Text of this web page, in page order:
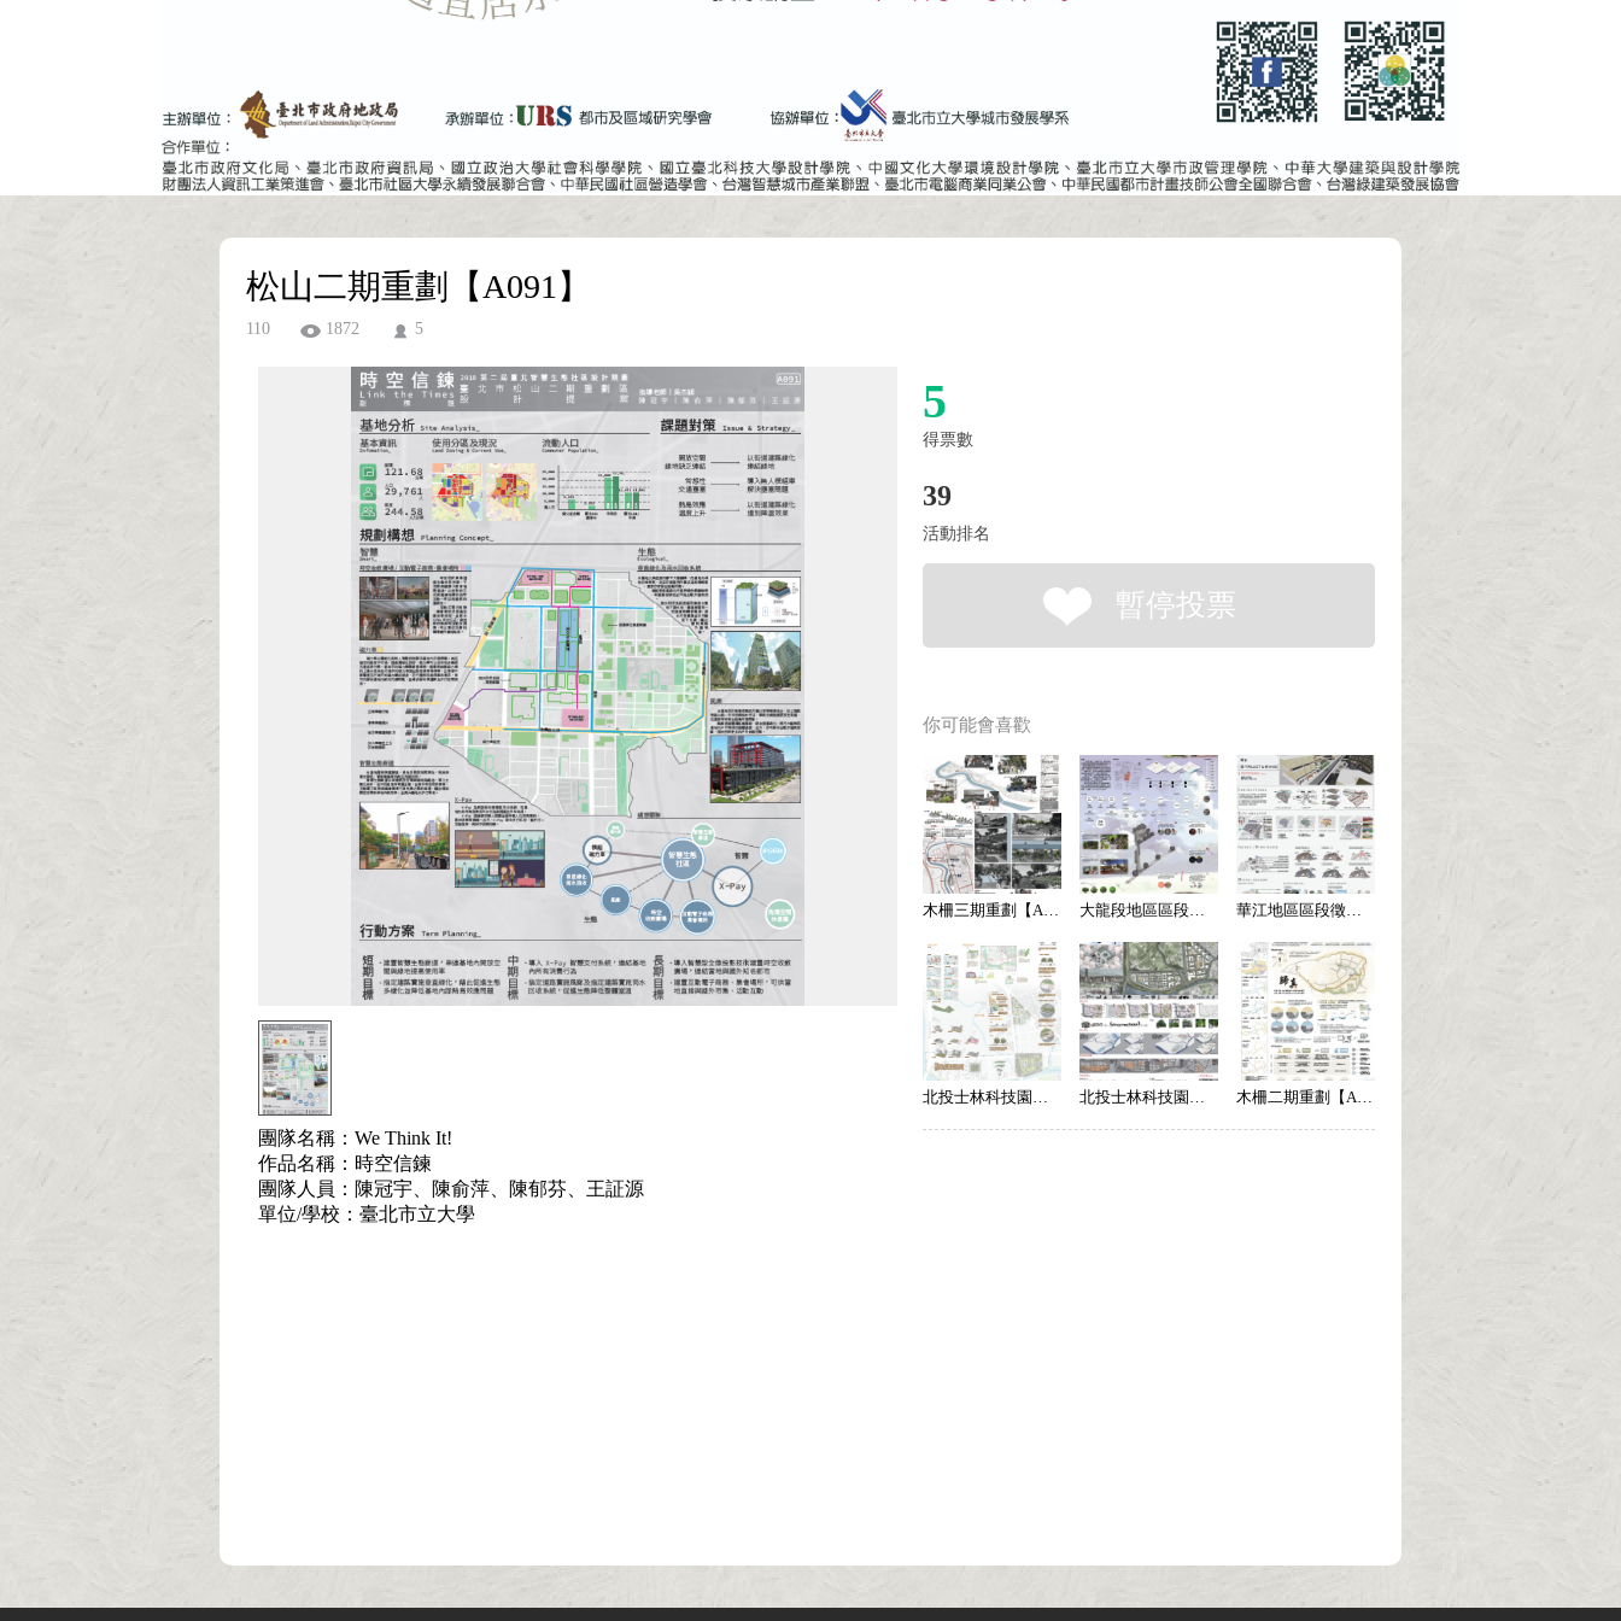
松山二期重劃【A091】
110 1872 5
團隊名稱：We Think It!
作品名稱：時空信鍊
團隊人員：陳冠宇、陳俞萍、陳郁芬、王証源
單位/學校：臺北市立大學
5
得票數
39
活動排名
暫停投票
你可能會喜歡
木柵三期重劃【A056】 大龍段地區區段徵收【A047】 華江地區區段徵收【A131】
北投士林科技園區【A090】 北投士林科技園區【A055】 木柵二期重劃【A098】